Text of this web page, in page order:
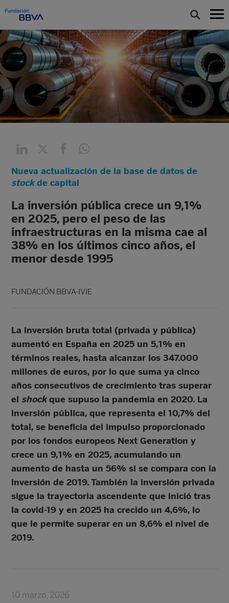
Nueva actualización de la base de datos de
stockde capital
La inversión pública crece un 9,1%
en 2025, pero el peso de las
infraestructuras en la misma cae al
38% en los últimos cinco años, el
menor desde 1995
FUNDACIÓN BBVA-IVIE
La inversión bruta total (privada y pública)
aumentó en España en 2025 un 5,1% en
términos reales, hasta alcanzar los 347.000
millones de euros, por lo que suma ya cinco
años consecutivos de crecimiento tras superar
el shockque supuso la pandemia en 2020. La
inversión pública, que representa el 10,7% del
total, se beneficia del impulso proporcionado
por los fondos europeos Next Generation y
crece un 9,1% en 2025, acumulando un
aumento de hasta un 56% si se compara con la
inversión de 2019. También la inversión privada
sigue la trayectoria ascendente que inició tras
la covid-19 y en 2025 ha crecido un 4,6%, lo
que le permite superar en un 8,6% el nivel de
2019.
10 marzo, 2026